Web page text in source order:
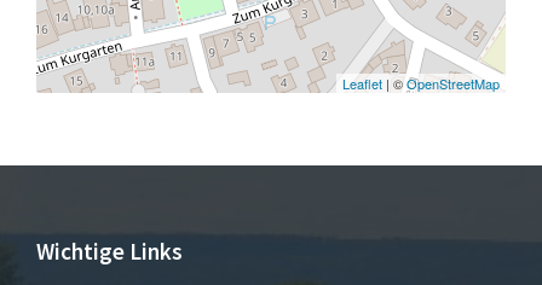
Leaflet | ©OpenStreetMap
Wichtige Links